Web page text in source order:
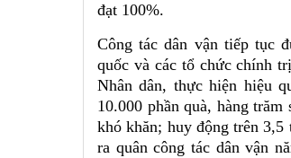
đạt 100%.
Công tác dân vận tiếp tục
quốc và các tổ chức chính
Nhân dân, thực hiện hiệu
10.000 phần quà, hàng
khó khăn; huy động trên
ra quân công tác dân vận